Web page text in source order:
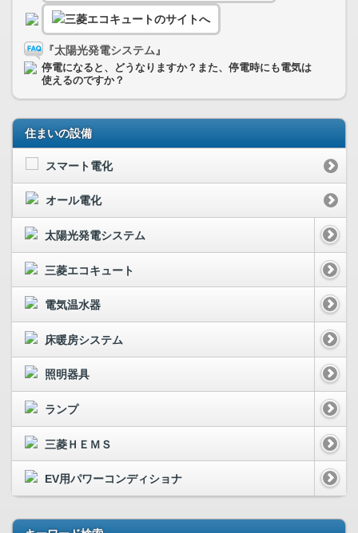
『太陽光発電システム』
停電になると、どうなりますか？また、停電時にも電気は
使えるのですか？
住まいの設備
スマート電化
オール電化
太陽光発電システム
三菱エコキュート
電気温水器
床暖房システム
照明器具
ランプ
三菱ＨＥＭＳ
EV用パワーコンディショナ